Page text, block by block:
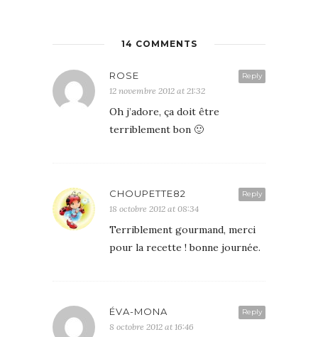
14 COMMENTS
Reply
ROSE
12 novembre 2012 at 21:32
Oh j’adore, ça doit être
terriblement bon 🙂
Reply
CHOUPETTE82
18 octobre 2012 at 08:34
Terriblement gourmand, merci
pour la recette ! bonne journée.
Reply
ÉVA-MONA
8 octobre 2012 at 16:46